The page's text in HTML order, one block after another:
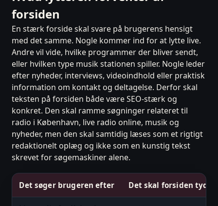
forsiden
En stærk forside skal svare på brugerens hensigt
med det samme. Nogle kommer ind for at lytte live.
Andre vil vide, hvilke programmer der bliver sendt,
eller hvilken type musik stationen spiller. Nogle leder
efter nyheder, interviews, videoindhold eller praktisk
information om kontakt og deltagelse. Derfor skal
teksten på forsiden både være SEO-stærk og
konkret. Den skal ramme søgninger relateret til
radio i København, live radio online, musik og
nyheder, men den skal samtidig læses som et rigtigt
redaktionelt oplæg og ikke som en kunstig tekst
skrevet for søgemaskiner alene.
Det søger brugeren efter Det skal forsiden